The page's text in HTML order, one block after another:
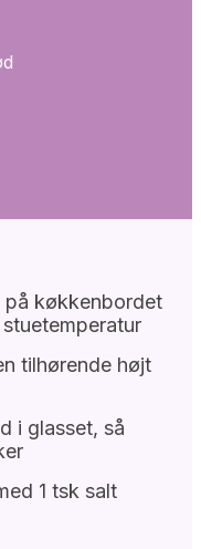
på køkkenbordet
tilhørende højt
i glasset, så
1 tsk salt